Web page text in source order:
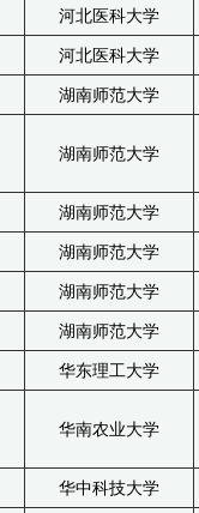
河北医科大学
河北医科大学
湖南师范大学
湖南师范大学
湖南师范大学
湖南师范大学
湖南师范大学
湖南师范大学
华东理工大学
华南农业大学
华中科技大学